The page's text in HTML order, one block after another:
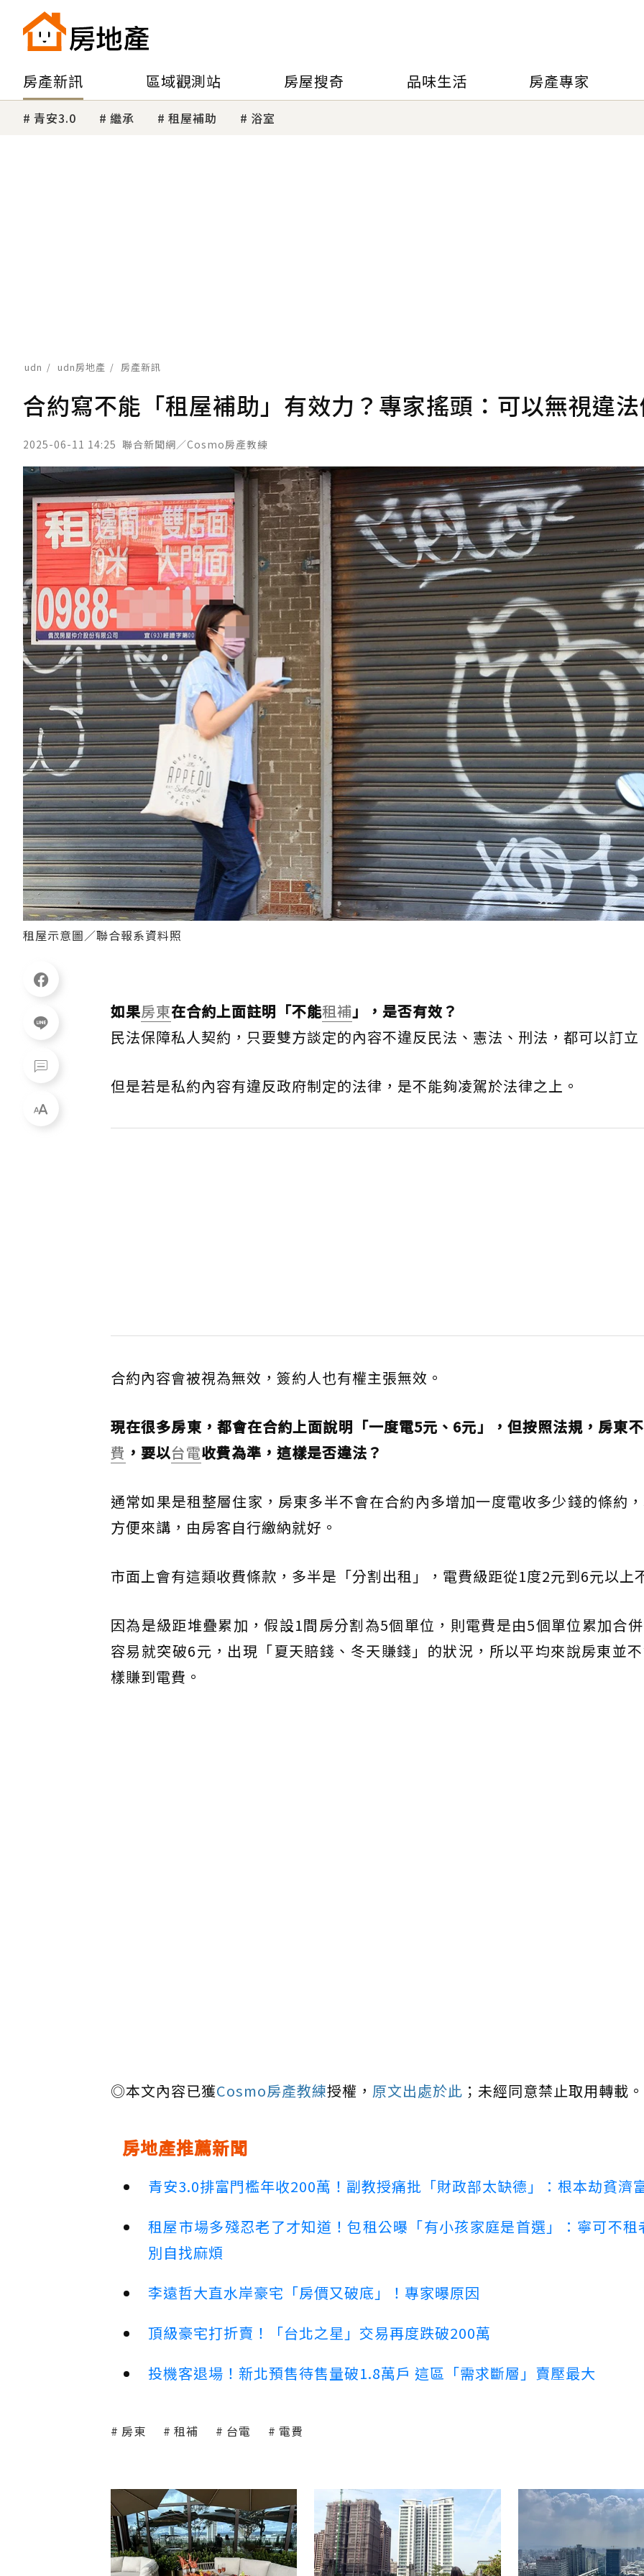
房產新訊 區域觀測站 房屋搜奇 品味生活 房產專家
青安3.0 繼承 租屋補助 浴室
udn udn房地產 房產新訊
合約寫不能「租屋補助」有效力？專家搖頭：可以無視違
2025-06-11 14:25 聯合新聞網／Cosmo房產教練
租屋示意圖／聯合報系資料照
如果房東在合約上面註明「不能租補」，是否有效？
民法保障私人契約，只要雙方談定的內容不違反民法、憲法、刑法，都可以訂立
但是若是私約內容有違反政府制定的法律，是不能夠凌駕於法律之上。
合約內容會被視為無效，簽約人也有權主張無效。
現在很多房東，都會在合約上面說明「一度電5元、6元」，但按照法規，房東
費 ，要以台電收費為準，這樣是否違法？
通常如果是租整層住家，房東多半不會在合約內多增加一度電收多少錢的條約
方便來講，由房客自行繳納就好。
市面上會有這類收費條款，多半是「分割出租」，電費級距從1度2元到6元以上
因為是級距堆疊累加，假設1間房分割為5個單位，則電費是由5個單位累加合
容易就突破6元，出現「夏天賠錢、冬天賺錢」的狀況，所以平均來說房東並
樣賺到電費。
◎本文內容已獲Cosmo房產教練授權， 原文出處於此 ；未經同意禁止取用轉載。
房地產推薦新聞
青安3.0排富門檻年收200萬！副教授痛批「財政部太缺德」：根本劫貧濟
租屋市場多殘忍老了才知道！包租公曝「有小孩家庭是首選」：寧可不租
別自找麻煩
李遠哲大直水岸豪宅「房價又破底」！專家曝原因
頂級豪宅打折賣！「台北之星」交易再度跌破200萬
投機客退場！新北預售待售量破1.8萬戶 這區「需求斷層」賣壓最大
房東 租補 台電 電費